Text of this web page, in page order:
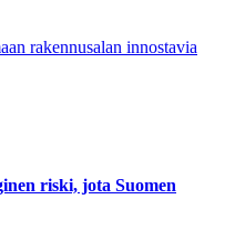
rakennusalan innostavia
riski, jota Suomen